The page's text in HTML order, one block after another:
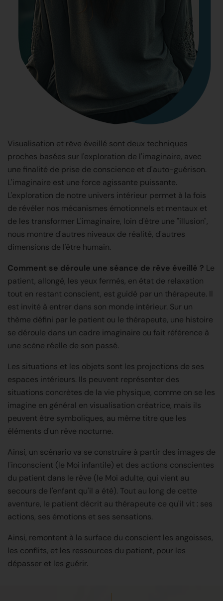
Visualisation et rêve éveillé sont deux techniques
proches basées sur l'exploration de l'imaginaire, avec
une finalité de prise de conscience et d'auto-guérison.
L'imaginaire est une force agissante puissante.
L'exploration de notre univers intérieur permet à la fois
de révéler nos mécanismes émotionnels et mentaux et
de les transformer L'imaginaire, loin d'être une "illusion",
nous montre d'autres niveaux de réalité, d'autres
dimensions de l'être humain.
Comment se déroule une séance de rêve éveillé ? Le
patient, allongé, les yeux fermés, en état de relaxation
tout en restant conscient, est guidé par un thérapeute. Il
est invité à entrer dans son monde intérieur. Sur un
thème défini par le patient ou le thérapeute, une histoire
se déroule dans un cadre imaginaire ou fait référence à
une scène réelle de son passé.
Les situations et les objets sont les projections de ses
espaces intérieurs. Ils peuvent représenter des
situations concrètes de la vie physique, comme on se les
imagine en général en visualisation créatrice, mais ils
peuvent être symboliques, au même titre que les
éléments d'un rêve nocturne.
Ainsi, un scénario va se construire à partir des images de
l'inconscient (le Moi infantile) et des actions conscientes
du patient dans le rêve (le Moi adulte, qui vient au
secours de l'enfant qu'il a été). Tout au long de cette
aventure, le patient décrit au thérapeute ce qu'il vit : ses
actions, ses émotions et ses sensations.
Ainsi, remontent à la surface du conscient les angoisses,
les conflits, et les ressources du patient, pour les
dépasser et les guérir.